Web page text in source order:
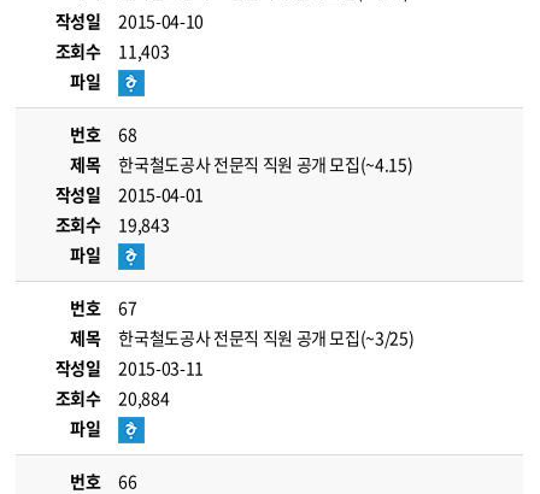
작성일
2015-04-10
조회수
11,403
파일
번호
68
제목
한국철도공사 전문직 직원 공개 모집(~4.15)
작성일
2015-04-01
조회수
19,843
파일
번호
67
제목
한국철도공사 전문직 직원 공개 모집(~3/25)
작성일
2015-03-11
조회수
20,884
파일
번호
66